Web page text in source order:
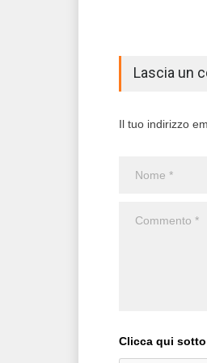
Lascia un
Il tuo indirizzo
Clicca qui